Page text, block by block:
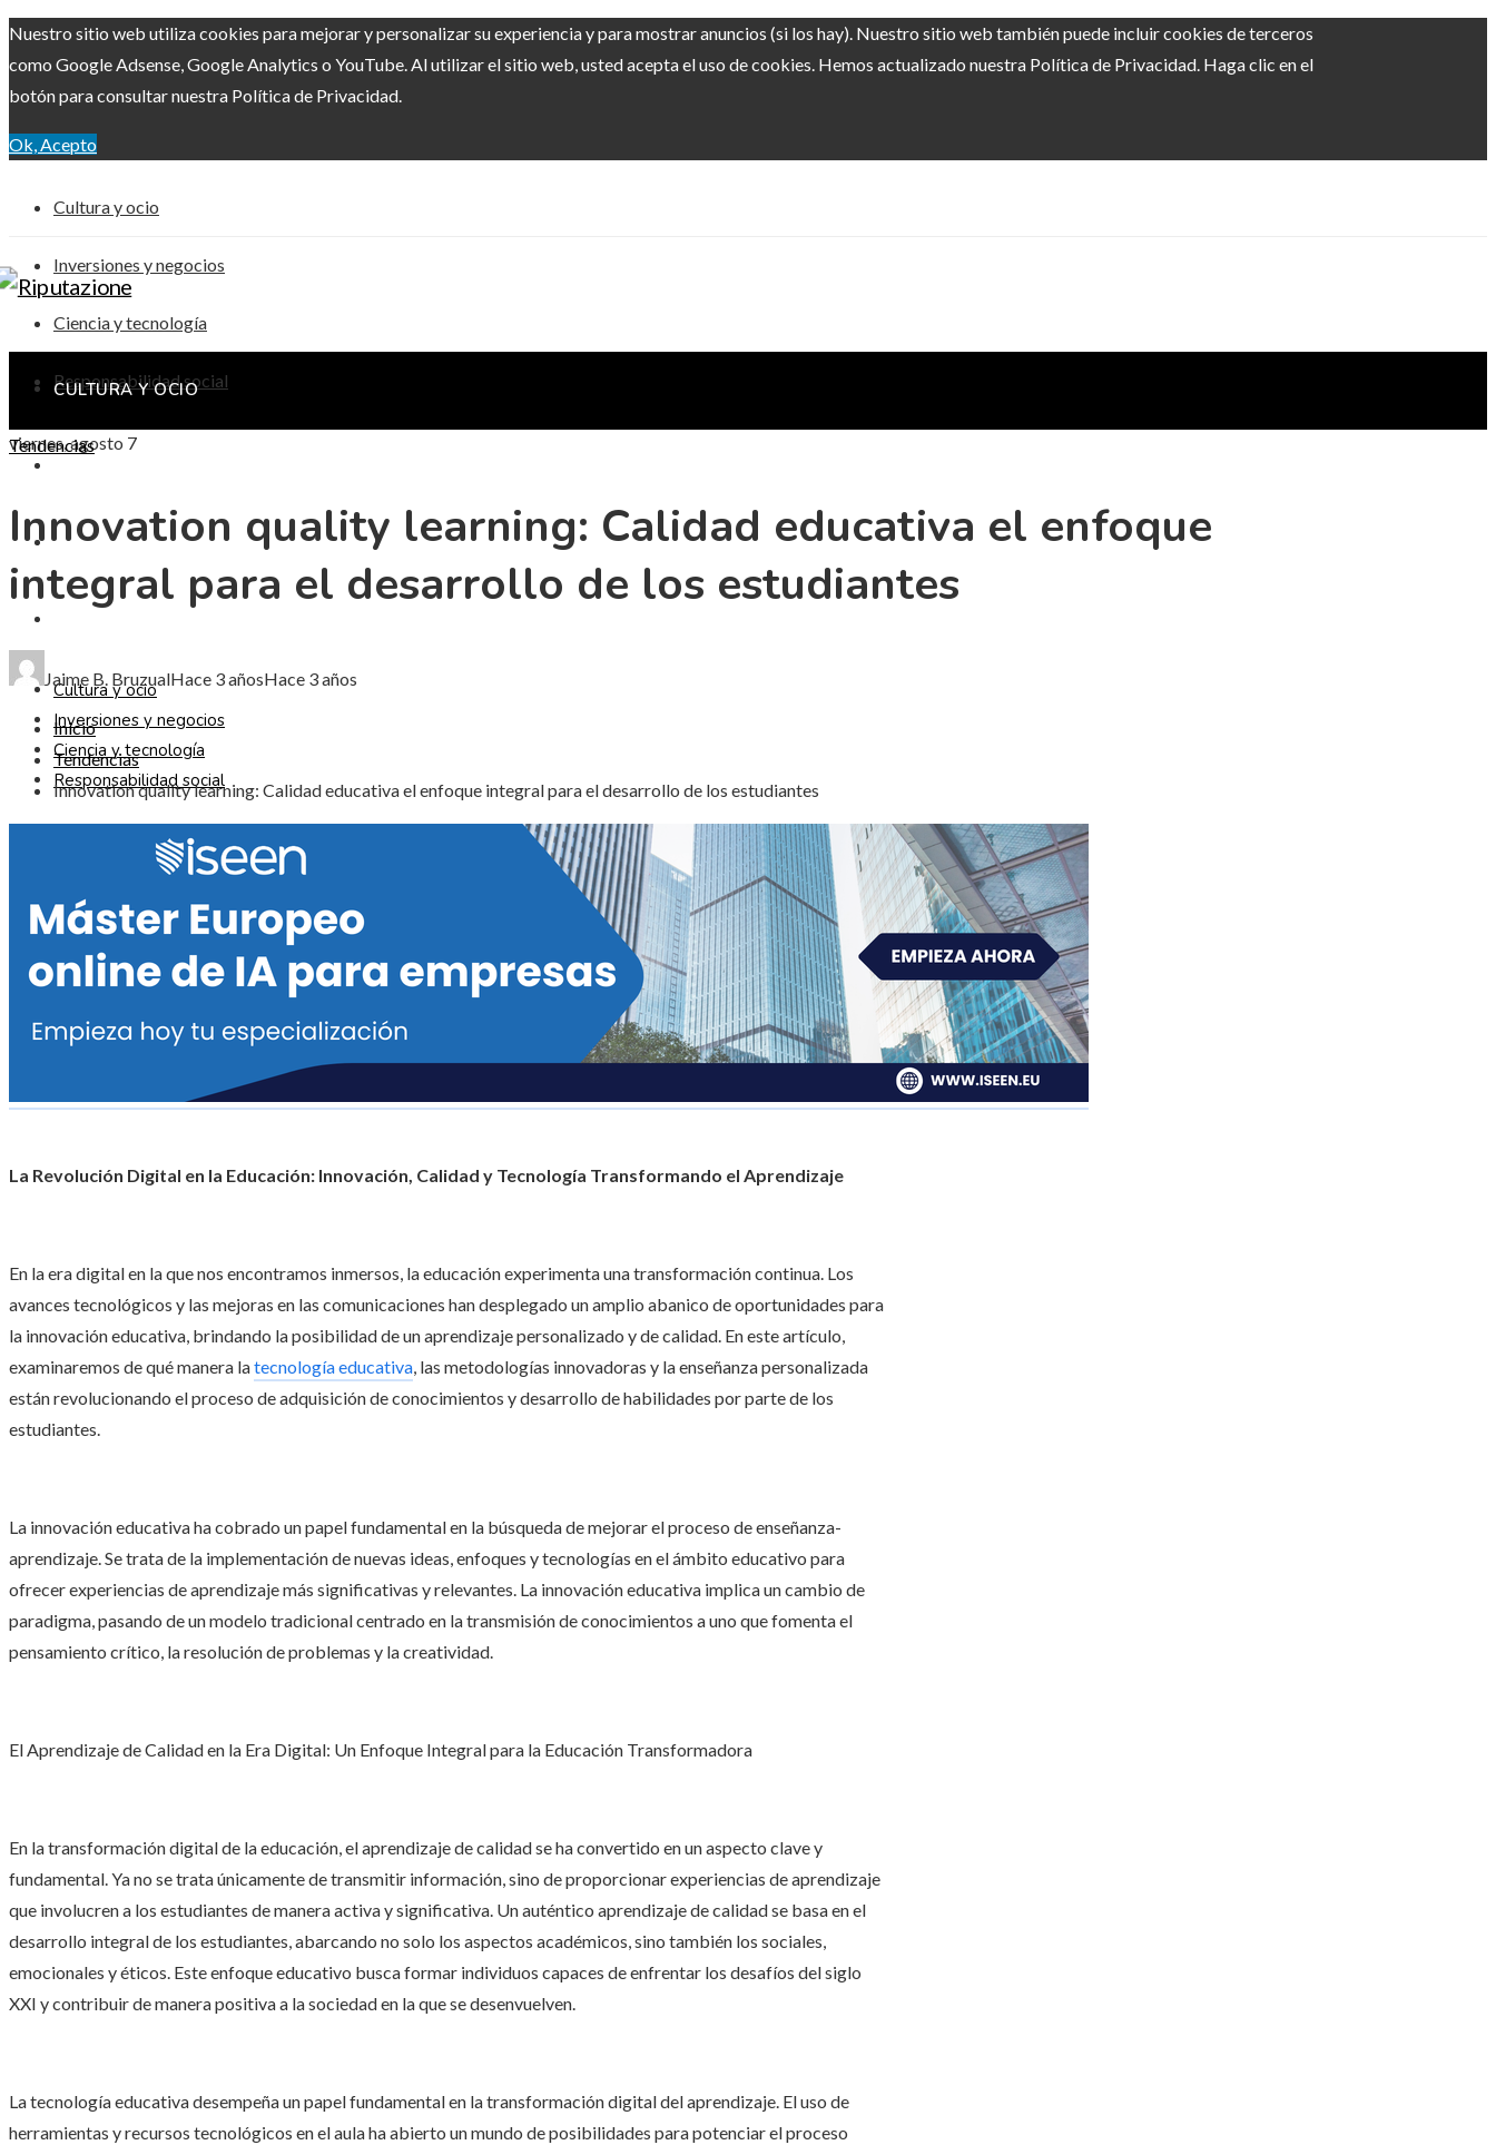
Nuestro sitio web utiliza cookies para mejorar y personalizar su experiencia y para mostrar anuncios (si los hay). Nuestro sitio web también puede incluir cookies de terceros
como Google Adsense, Google Analytics o YouTube. Al utilizar el sitio web, usted acepta el uso de cookies. Hemos actualizado nuestra Política de Privacidad. Haga clic en el
botón para consultar nuestra Política de Privacidad.
Ok, Acepto
Cultura y ocio
Inversiones y negocios
Ciencia y tecnología
Responsabilidad social
viernes, agosto 7
CULTURA Y OCIO
CIENCIA Y TECNOLOGÍA
Cultura y ocio
Inversiones y negocios
Ciencia y tecnología
Responsabilidad social
Tendencias
Innovation quality learning: Calidad educativa el enfoque
integral para el desarrollo de los estudiantes
Jaime B. BruzualHace 3 añosHace 3 años
Inicio
Tendencias
Innovation quality learning: Calidad educativa el enfoque integral para el desarrollo de los estudiantes
La Revolución Digital en la Educación: Innovación, Calidad y Tecnología Transformando el Aprendizaje
En la era digital en la que nos encontramos inmersos, la educación experimenta una transformación continua. Los
avances tecnológicos y las mejoras en las comunicaciones han desplegado un amplio abanico de oportunidades para
la innovación educativa, brindando la posibilidad de un aprendizaje personalizado y de calidad. En este artículo,
examinaremos de qué manera latecnología educativa, las metodologías innovadoras y la enseñanza personalizada
están revolucionando el proceso de adquisición de conocimientos y desarrollo de habilidades por parte de los
estudiantes.
La innovación educativa ha cobrado un papel fundamental en la búsqueda de mejorar el proceso de enseñanza-
aprendizaje. Se trata de la implementación de nuevas ideas, enfoques y tecnologías en el ámbito educativo para
ofrecer experiencias de aprendizaje más significativas y relevantes. La innovación educativa implica un cambio de
paradigma, pasando de un modelo tradicional centrado en la transmisión de conocimientos a uno que fomenta el
pensamiento crítico, la resolución de problemas y la creatividad.
El Aprendizaje de Calidad en la Era Digital: Un Enfoque Integral para la Educación Transformadora
En la transformación digital de la educación, el aprendizaje de calidad se ha convertido en un aspecto clave y
fundamental. Ya no se trata únicamente de transmitir información, sino de proporcionar experiencias de aprendizaje
que involucren a los estudiantes de manera activa y significativa. Un auténtico aprendizaje de calidad se basa en el
desarrollo integral de los estudiantes, abarcando no solo los aspectos académicos, sino también los sociales,
emocionales y éticos. Este enfoque educativo busca formar individuos capaces de enfrentar los desafíos del siglo
XXI y contribuir de manera positiva a la sociedad en la que se desenvuelven.
La tecnología educativa desempeña un papel fundamental en la transformación digital del aprendizaje. El uso de
herramientas y recursos tecnológicos en el aula ha abierto un mundo de posibilidades para potenciar el proceso